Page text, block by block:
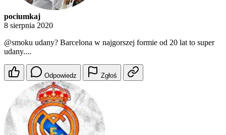
pociumkaj
8 sierpnia 2020
@smoku udany? Barcelona w najgorszej formie od 20 lat to super
udany....
Odpowiedz Zgłoś